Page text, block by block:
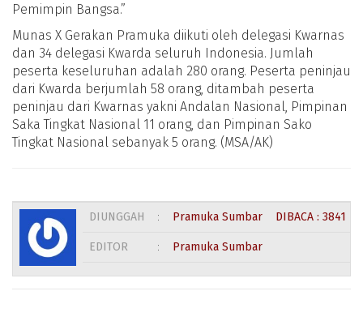
Pemimpin Bangsa.”
Munas X Gerakan Pramuka diikuti oleh delegasi Kwarnas
dan 34 delegasi Kwarda seluruh Indonesia. Jumlah
peserta keseluruhan adalah 280 orang. Peserta peninjau
dari Kwarda berjumlah 58 orang, ditambah peserta
peninjau dari Kwarnas yakni Andalan Nasional, Pimpinan
Saka Tingkat Nasional 11 orang, dan Pimpinan Sako
Tingkat Nasional sebanyak 5 orang. (MSA/AK)
DIUNGGAH : Pramuka Sumbar DIBACA : 3841
EDITOR : Pramuka Sumbar